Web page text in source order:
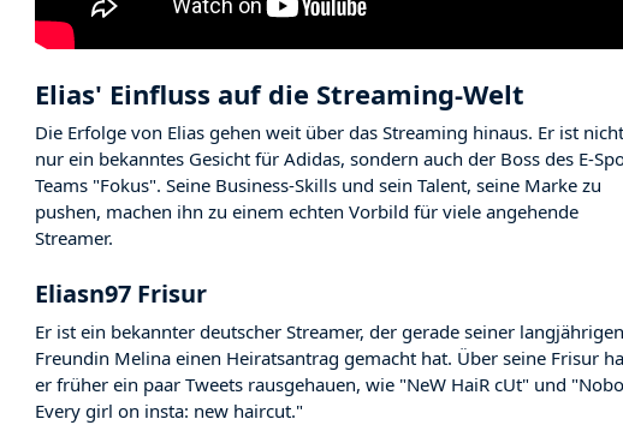
Elias' Einfluss auf die Streaming-Welt
Die Erfolge von Elias gehen weit über das Streaming hinaus. Er ist
nur ein bekanntes Gesicht für Adidas, sondern auch der Boss des E-
Teams "Fokus". Seine Business-Skills und sein Talent, seine Marke zu
pushen, machen ihn zu einem echten Vorbild für viele angehende
Streamer.
Eliasn97 Frisur
Er ist ein bekannter deutscher Streamer, der gerade seiner
Freundin Melina einen Heiratsantrag gemacht hat. Über seine Frisur
er früher ein paar Tweets rausgehauen, wie "NeW HaiR cUt" und
Every girl on insta: new haircut."